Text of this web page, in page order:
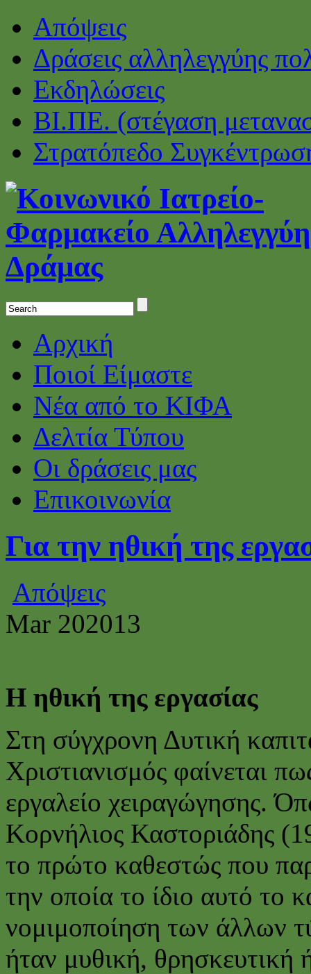
Απόψεις
Δράσεις αλληλεγγύης
Εκδηλώσεις
ΒΙ.ΠΕ. (στέγαση
Στρατόπεδο
Αρχική
Ποιοί Είμαστε
Νέα από το ΚΙΦΑ
Δελτία Τύπου
Οι δράσεις μας
Επικοινωνία
Για την ηθική της
Απόψεις
Mar 202013
Η ηθική της εργασίας
Στη σύγχρονη Δυτική
Χριστιανισμός φαίνεται
εργαλείο χειραγώγησης.
Κορνήλιος Καστοριάδης
το πρώτο καθεστώς που
την οποία το ίδιο αυτό το
νομιμοποίηση των άλλων
ήταν μυθική, θρησκευτική